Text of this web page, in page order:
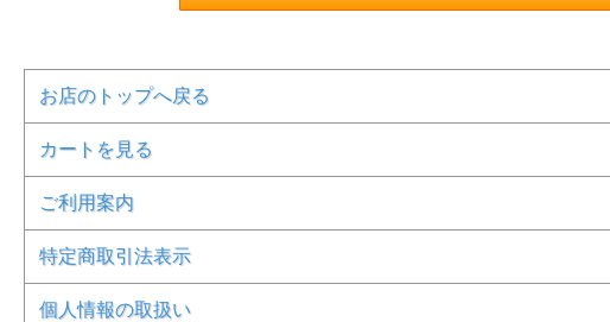
お店のトップへ戻る
カートを見る
ご利用案内
特定商取引法表示
個人情報の取扱い